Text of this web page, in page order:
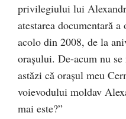
privilegiului lui
atestarea documentară
acolo din 2008, de la
orașului. De-acum nu
astăzi că orașul meu
voievodului moldav
mai este?”